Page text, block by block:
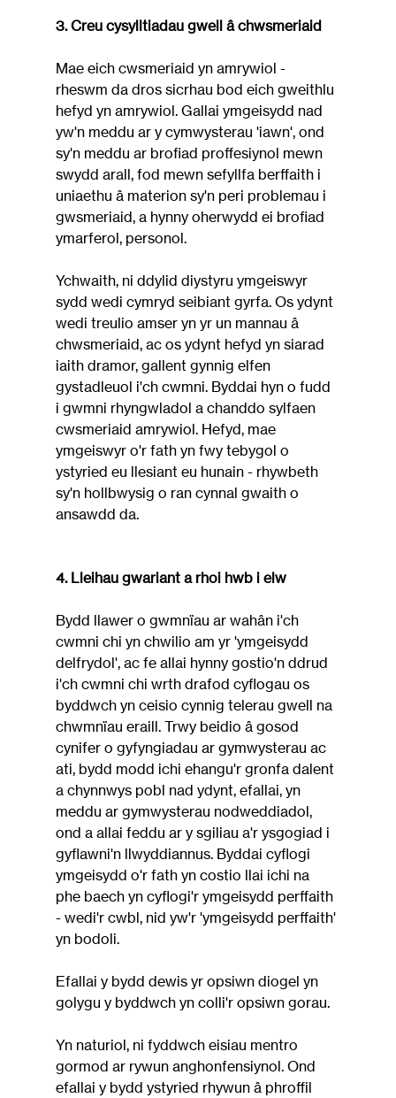
3. Creu cysylltiadau gwell â chwsmeriaid
Mae eich cwsmeriaid yn amrywiol -
rheswm da dros sicrhau bod eich gweithlu
hefyd yn amrywiol. Gallai ymgeisydd nad
yw'n meddu ar y cymwysterau 'iawn', ond
sy'n meddu ar brofiad proffesiynol mewn
swydd arall, fod mewn sefyllfa berffaith i
uniaethu â materion sy'n peri problemau i
gwsmeriaid, a hynny oherwydd ei brofiad
ymarferol, personol.
Ychwaith, ni ddylid diystyru ymgeiswyr
sydd wedi cymryd seibiant gyrfa. Os ydynt
wedi treulio amser yn yr un mannau â
chwsmeriaid, ac os ydynt hefyd yn siarad
iaith dramor, gallent gynnig elfen
gystadleuol i'ch cwmni. Byddai hyn o fudd
i gwmni rhyngwladol a chanddo sylfaen
cwsmeriaid amrywiol. Hefyd, mae
ymgeiswyr o'r fath yn fwy tebygol o
ystyried eu llesiant eu hunain - rhywbeth
sy'n hollbwysig o ran cynnal gwaith o
ansawdd da.
4. Lleihau gwariant a rhoi hwb i elw
Bydd llawer o gwmnïau ar wahân i'ch
cwmni chi yn chwilio am yr 'ymgeisydd
delfrydol', ac fe allai hynny gostio'n ddrud
i'ch cwmni chi wrth drafod cyflogau os
byddwch yn ceisio cynnig telerau gwell na
chwmnïau eraill. Trwy beidio â gosod
cynifer o gyfyngiadau ar gymwysterau ac
ati, bydd modd ichi ehangu'r gronfa dalent
a chynnwys pobl nad ydynt, efallai, yn
meddu ar gymwysterau nodweddiadol,
ond a allai feddu ar y sgiliau a'r ysgogiad i
gyflawni'n llwyddiannus. Byddai cyflogi
ymgeisydd o'r fath yn costio llai ichi na
phe baech yn cyflogi'r ymgeisydd perffaith
- wedi'r cwbl, nid yw'r 'ymgeisydd perffaith'
yn bodoli.
Efallai y bydd dewis yr opsiwn diogel yn
golygu y byddwch yn colli'r opsiwn gorau.
Yn naturiol, ni fyddwch eisiau mentro
gormod ar rywun anghonfensiynol. Ond
efallai y bydd ystyried rhywun â phroffil